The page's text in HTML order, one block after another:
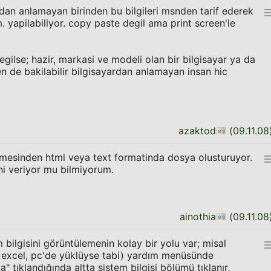
anlamayan birinden bu bilgileri msnden tarif ederek
yapilabiliyor. copy paste degil ama print screen'le
hazir, markasi ve modeli olan bir bilgisayar ya da
de bakilabilir bilgisayardan anlamayan insan hic
azaktod (09.11.08
html veya text formatinda dosya olusturuyor.
veriyor mu bilmiyorum.
ainothia (09.11.08
bilgisini görüntülemenin kolay bir yolu var; misal
pc'de yüklüyse tabi) yardım menüsünde
tıklandığında altta sistem bilgisi bölümü tıklanır,